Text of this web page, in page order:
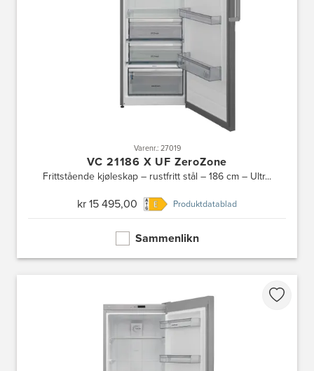
Varenr.: 27019
VC 21186 X UF ZeroZone
Frittstående kjøleskap – rustfritt stål – 186 cm – Ultr...
kr 15 495,00 Produktdatablad
Sammenlikn